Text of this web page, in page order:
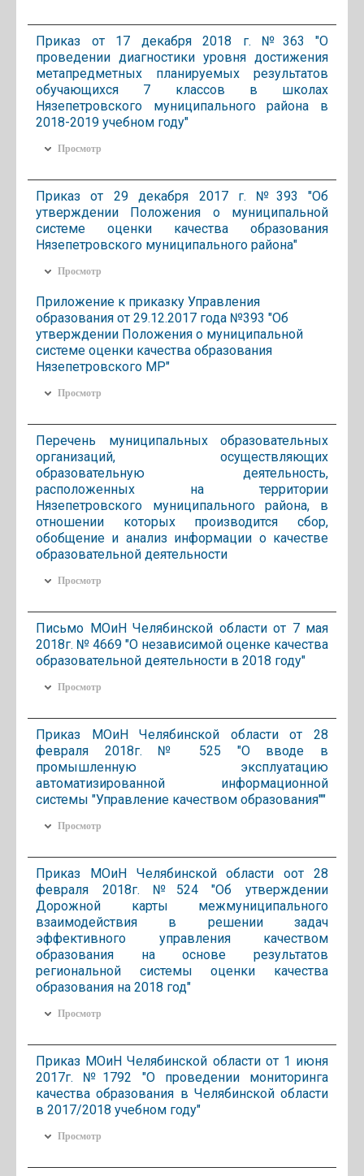
Приказ от 17 декабря 2018 г. №363 "О
проведении диагностики уровня достижения
метапредметных планируемых результатов
обучающихся 7 классов в школах
Нязепетровского муниципального района в
2018-2019 учебном году"
Просмотр
Приказ от 29 декабря 2017 г. №393 "Об
утверждении Положения о муниципальной
системе оценки качества образования
Нязепетровского муниципального района"
Просмотр
Приложение к приказку Управления
образования от 29.12.2017 года №393 "Об
утверждении Положения о муниципальной
системе оценки качества образования
Нязепетровского МР"
Просмотр
Перечень муниципальных образовательных
организаций, осуществляющих
образовательную деятельность,
расположенных на территории
Нязепетровского муниципального района, в
отношении которых производится сбор,
обобщение и анализ информации о качестве
образовательной деятельности
Просмотр
Письмо МОиН Челябинской области от 7 мая
2018г. № 4669 "О независимой оценке качества
образовательной деятельности в 2018 году"
Просмотр
Приказ МОиН Челябинской области от 28
февраля 2018г. № 525 "О вводе в
промышленную эксплуатацию
автоматизированной информационной
системы "Управление качеством образования""
Просмотр
Приказ МОиН Челябинской области оот 28
февраля 2018г. №524 "Об утверждении
Дорожной карты межмуниципального
взаимодействия в решении задач
эффективного управления качеством
образования на основе результатов
региональной системы оценки качества
образования на 2018 год"
Просмотр
Приказ МОиН Челябинской области от 1 июня
2017г. №1792 "О проведении мониторинга
качества образования в Челябинской области
в 2017/2018 учебном году"
Просмотр